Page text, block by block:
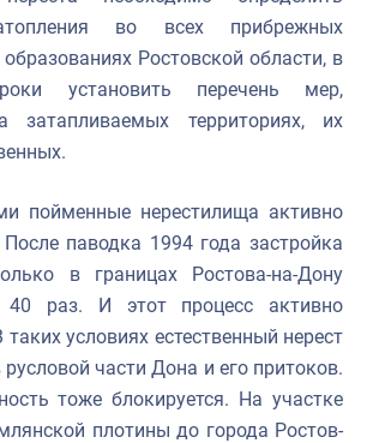
во всех прибрежных
Ростовской области, в
установить перечень мер,
затапливаемых территориях, их
пойменные нерестилища активно
паводка 1994 года застройка
в границах Ростова-на-Дону
40 раз. И этот процесс активно
условиях естественный нерест
части Дона и его притоков.
тоже блокируется. На участке
плотины до города Ростов-